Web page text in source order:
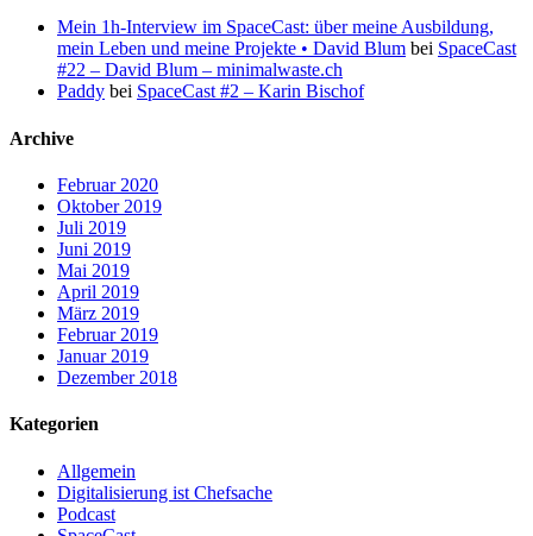
Mein 1h-Interview im SpaceCast: über meine Ausbildung,
mein Leben und meine Projekte • David Blum bei SpaceCast
#22 – David Blum – minimalwaste.ch
Paddy bei SpaceCast #2 – Karin Bischof
Archive
Februar 2020
Oktober 2019
Juli 2019
Juni 2019
Mai 2019
April 2019
März 2019
Februar 2019
Januar 2019
Dezember 2018
Kategorien
Allgemein
Digitalisierung ist Chefsache
Podcast